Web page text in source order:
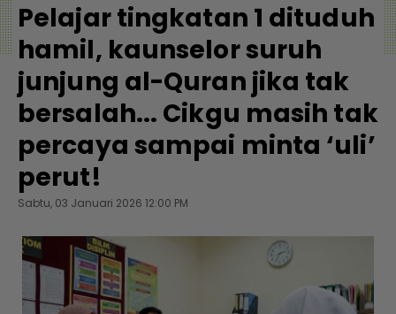
Pelajar tingkatan 1 dituduh
hamil, kaunselor suruh
junjung al-Quran jika tak
bersalah... Cikgu masih tak
percaya sampai minta ‘uli’
perut!
Sabtu, 03 Januari 2026 12:00 PM